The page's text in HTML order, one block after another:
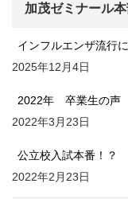
加茂ゼミナール
インフルエンザ流行
2025年12月4日
2022年 卒業生の声
2022年3月23日
公立校入試本番！？
2022年2月23日